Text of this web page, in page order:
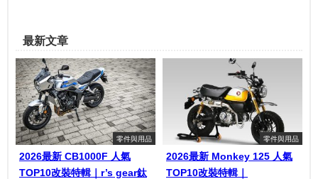
最新文章
零件與用品
2026最新 CB1000F 人氣
TOP10改裝特輯｜r’s gear鈦
零件與用品
2026最新 Monkey 125 人氣
TOP10改裝特輯｜